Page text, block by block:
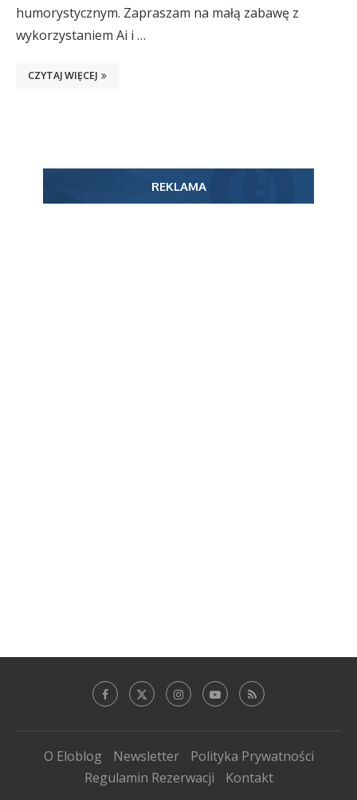
humorystycznym. Zapraszam na małą zabawę z
wykorzystaniem Ai i …
CZYTAJ WIĘCEJ
REKLAMA
O Eloblog Newsletter
Polityka Prywatności
Regulamin Rezerwacji
Kontakt